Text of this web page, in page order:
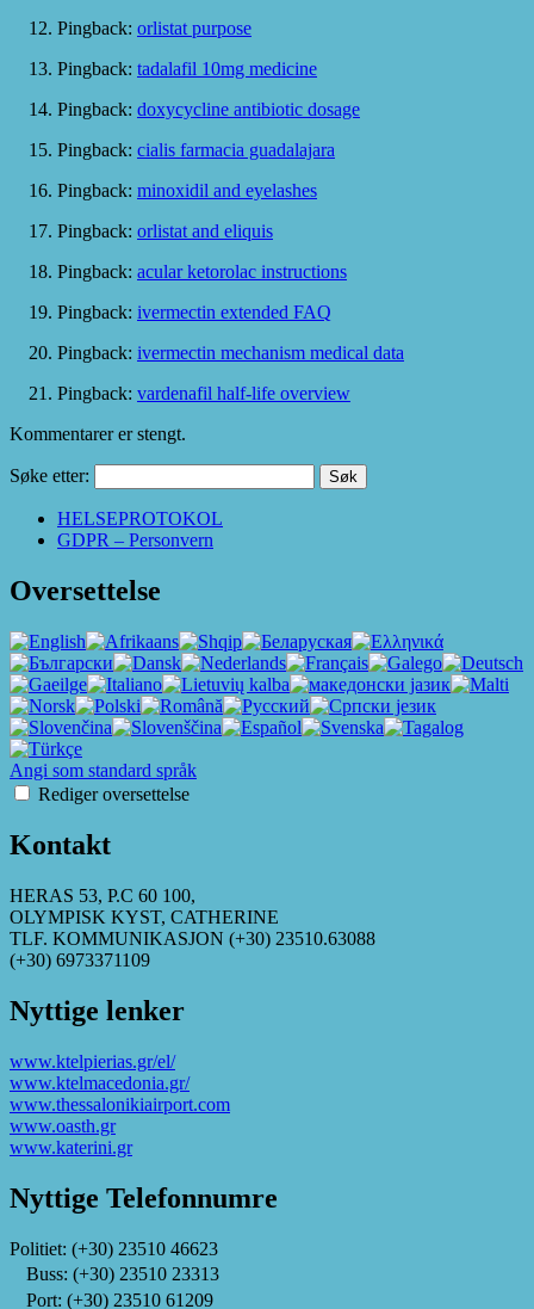
Pingback: orlistat purpose
Pingback: tadalafil 10mg medicine
Pingback: doxycycline antibiotic dosage
Pingback: cialis farmacia guadalajara
Pingback: minoxidil and eyelashes
Pingback: orlistat and eliquis
Pingback: acular ketorolac instructions
Pingback: ivermectin extended FAQ
Pingback: ivermectin mechanism medical data
Pingback: vardenafil half‑life overview
Kommentarer er stengt.
Søke etter:
HELSEPROTOKOL
GDPR – Personvern
Oversettelse
Angi som standard språk
Rediger oversettelse
Kontakt
HERAS 53, P.C 60 100,
OLYMPISK KYST, CATHERINE
TLF. KOMMUNIKASJON (+30) 23510.63088
(+30) 6973371109
Nyttige lenker
www.ktelpierias.gr/el/
www.ktelmacedonia.gr/
www.thessalonikiairport.com
www.oasth.gr
www.katerini.gr
Nyttige Telefonnumre
Politiet: (+30) 23510 46623
Buss: (+30) 23510 23313
Port: (+30) 23510 61209